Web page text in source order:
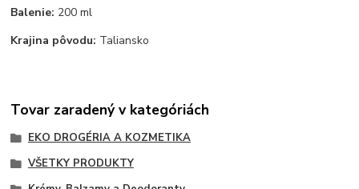
Balenie: 200 ml
Krajina pôvodu: Taliansko
Tovar zaradený v kategóriách
EKO DROGÉRIA A KOZMETIKA
VŠETKY PRODUKTY